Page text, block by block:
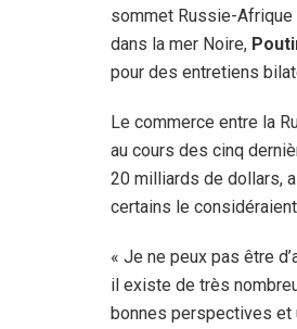
sommet Russie-
dans la mer Noire,
pour des entretiens
Le commerce entre la
au cours des cinq
20 milliards de dollars,
certains le
« Je ne peux pas être
il existe de très
bonnes perspectives et